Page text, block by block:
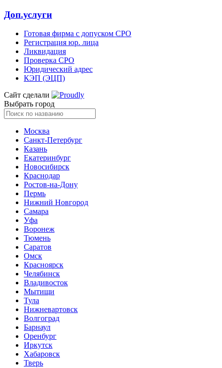
Доп.услуги
Готовая фирма с допуском СРО
Регистрация юр. лица
Ликвидация
Проверка СРО
Юридический адрес
КЭП (ЭЦП)
Сайт сделали
Выбрать город
Москва
Санкт-Петербург
Казань
Екатеринбург
Новосибирск
Краснодар
Ростов-на-Дону
Пермь
Нижний Новгород
Самара
Уфа
Воронеж
Тюмень
Саратов
Омск
Красноярск
Челябинск
Владивосток
Мытищи
Тула
Нижневартовск
Волгоград
Барнаул
Оренбург
Иркутск
Хабаровск
Тверь